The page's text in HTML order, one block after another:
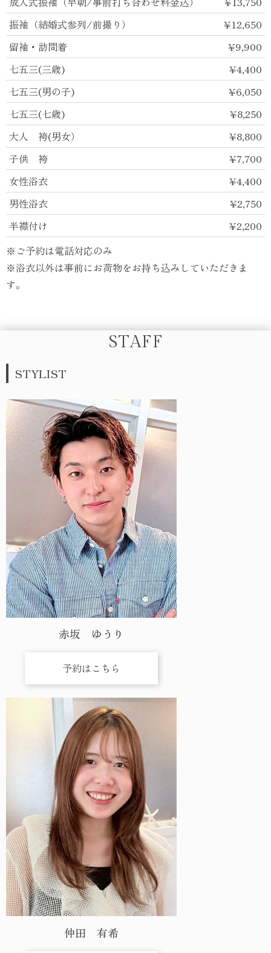
振袖（結婚式参列/前撮り）
¥12,650
留袖・訪問着
¥9,900
七五三(三歳)
¥4,400
七五三(男の子)
¥6,050
七五三(七歳)
¥8,250
大人 袴(男女）
¥8,800
子供 袴
¥7,700
女性浴衣
¥4,400
男性浴衣
¥2,750
半襟付け
¥2,200
※ご予約は電話対応のみ
※浴衣以外は事前にお荷物をお持ち込みしていただきま
す。
STAFF
STYLIST
赤坂 ゆうり
予約はこちら
仲田 有希